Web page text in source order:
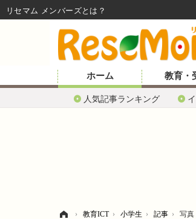
ホーム
人気記事ランキング
教育・
› 教育ICT › 小学生 › 記事 › 写真
リセマム メンバーズ